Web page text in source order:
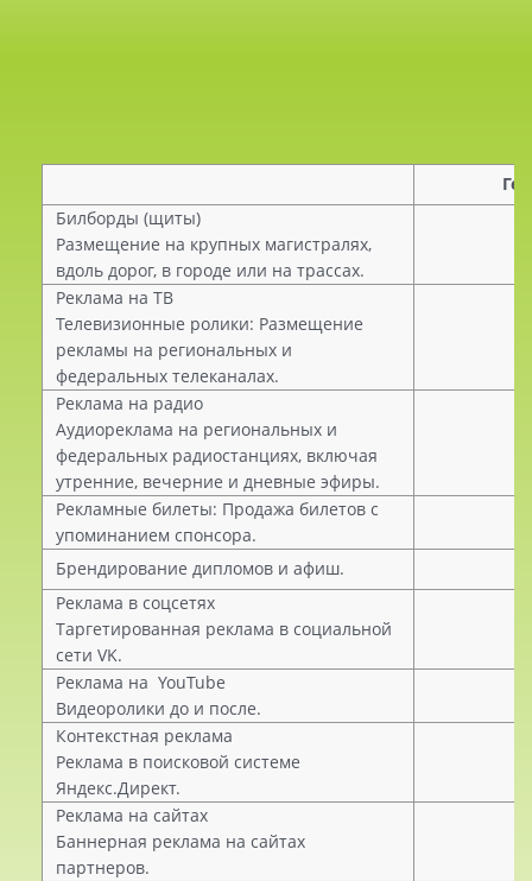
Билборды (щиты)
Размещение на крупных магистралях,
вдоль дорог, в городе или на трассах.
Реклама на ТВ
Телевизионные ролики: Размещение
рекламы на региональных и
федеральных телеканалах.
Реклама на радио
Аудиореклама на региональных и
федеральных радиостанциях, включая
утренние, вечерние и дневные эфиры.
Рекламные билеты: Продажа билетов с
упоминанием спонсора.
Брендирование дипломов и афиш.
Реклама в соцсетях
Таргетированная реклама в социальной
сети VK.
Реклама на YouTube
Видеоролики до и после.
Контекстная реклама
Реклама в поисковой системе
Яндекс.Директ.
Реклама на сайтах
Баннерная реклама на сайтах
партнеров.